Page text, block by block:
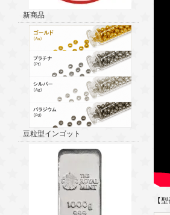
新商品
豆粒型インゴット
【